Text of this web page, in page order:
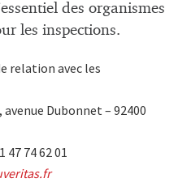
des organismes
les inspections.
relation avec les
Dubonnet – 92400
47 74 62 01